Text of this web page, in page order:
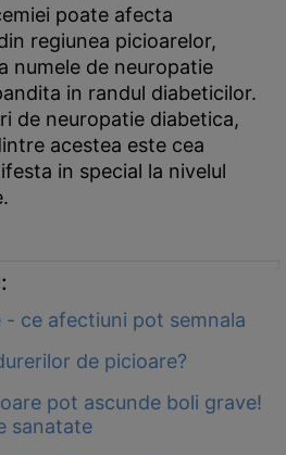
poate afecta
regiunea picioarelor,
numele de neuropatie
in randul diabeticilor.
de neuropatie diabetica,
acestea este cea
in special la nivelul
- ce afectiuni pot semnala
de picioare?
pot ascunde boli grave!
sanatate